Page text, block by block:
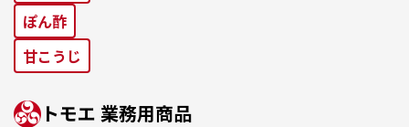
ぽん酢
⽢こうじ
トモエ 業務⽤商品